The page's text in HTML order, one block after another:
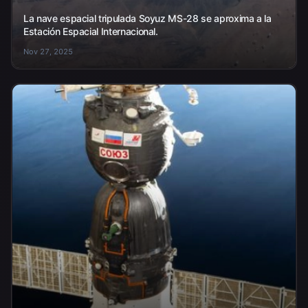
La nave espacial tripulada Soyuz MS-28 se aproxima a la
Estación Espacial Internacional.
Nov 27, 2025